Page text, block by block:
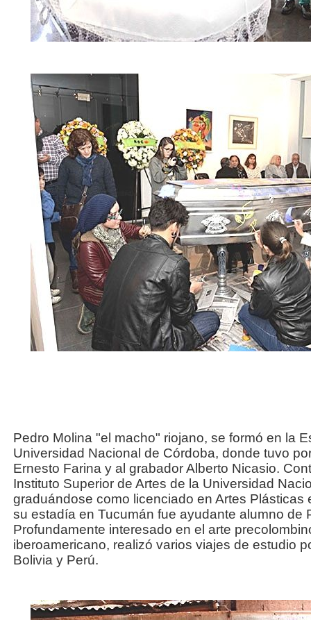
Pedro Molina "el macho" riojano, se formó en la
Universidad Nacional de Córdoba, donde tuvo
Ernesto Farina y al grabador Alberto Nicasio.
Instituto Superior de Artes de la Universidad
graduándose como licenciado en Artes Plásticas
su estadía en Tucumán fue ayudante alumno de
Profundamente interesado en el arte
iberoamericano, realizó varios viajes de estudio
Bolivia y Perú.